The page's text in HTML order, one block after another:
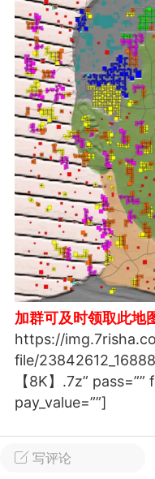
我的钱包
MOD下载 攻
大人
Lv.8
02-10 15:45
电脑端 其他
卖挂
禁止发布联机可
单机辅助引流私下
作弊模组的发布规范
作弊模组在联机服务
环境，中文网特此发
模组的发布行为：1.
汉
72
大人
Lv.8
写评论
加群可及时领取此地
https://
file/
【8K】.7z”
pay_value=””]
©